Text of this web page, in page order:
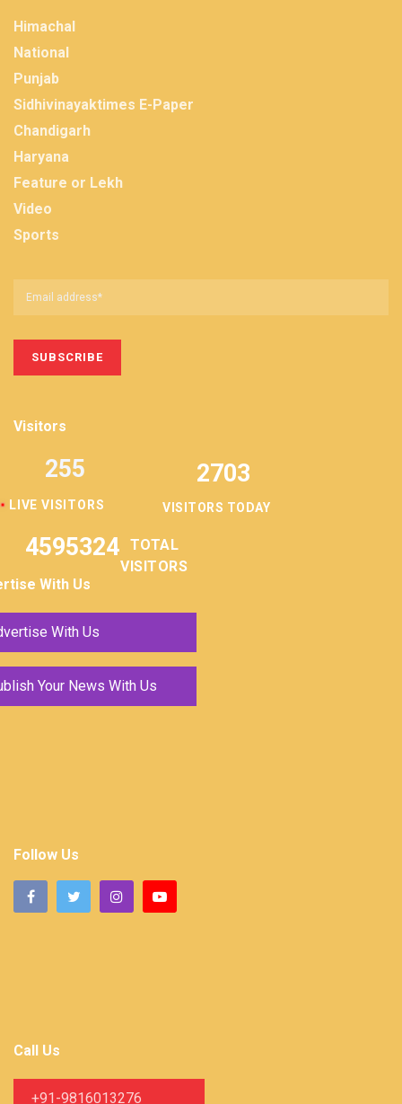
Himachal
National
Punjab
Sidhivinayaktimes E-Paper
Chandigarh
Haryana
Feature or Lekh
Video
Sports
Visitors
LIVE VISITORS
255 2703
VISITORS TODAY
4595324
TOTAL
VISITORS
With Us
With Us
Your News With Us
Follow Us
Call Us
+91-9816013276